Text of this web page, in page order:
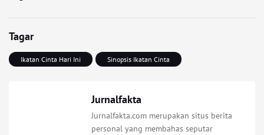
Tagar
Ikatan Cinta Hari Ini Sinopsis Ikatan Cinta
Jurnalfakta
Jurnalfakta.com merupakan situs berita
personal yang membahas seputar